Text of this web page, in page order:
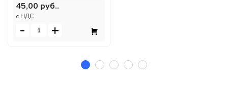
45,00 руб..
c НДС
- +